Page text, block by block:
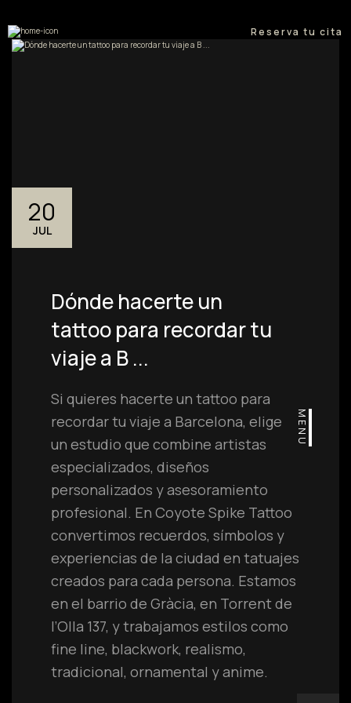
Reserva tu cita
MENU
20
JUL
Dónde hacerte un
tattoo para recordar tu
viaje a B ...
Si quieres hacerte un tattoo para
recordar tu viaje a Barcelona, elige
un estudio que combine artistas
especializados, diseños
personalizados y asesoramiento
profesional. En Coyote Spike Tattoo
convertimos recuerdos, símbolos y
experiencias de la ciudad en tatuajes
creados para cada persona. Estamos
en el barrio de Gràcia, en Torrent de
l’Olla 137, y trabajamos estilos como
fine line, blackwork, realismo,
tradicional, ornamental y anime.